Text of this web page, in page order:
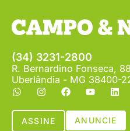
(34) 3231-2800
R. Bernardino Fonseca,
Uberlândia - MG 38400-
ASSINE ANUNCIE